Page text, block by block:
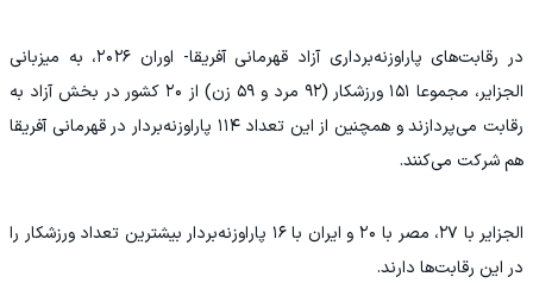
در رقابت‌های پاراوزنه‌برداری آزاد قهرمانی آفریقا- اوران ٢٠٢۶، به میزبانی
الجزایر، مجموعا ١۵١ ورزشکار (٩٢ مرد و ۵٩ زن) از ٢٠ کشور در بخش آزاد به
رقابت می‌پردازند و همچنین از این تعداد ۱۱۴ پاراوزنه‌بردار در قهرمانی آفریقا
هم شرکت می‌کنند.
الجزایر با ٢٧، مصر با ٢٠ و ایران با ١۶ پاراوزنه‌بردار بیشترین تعداد ورزشکار را
در این رقابت‌ها دارند.